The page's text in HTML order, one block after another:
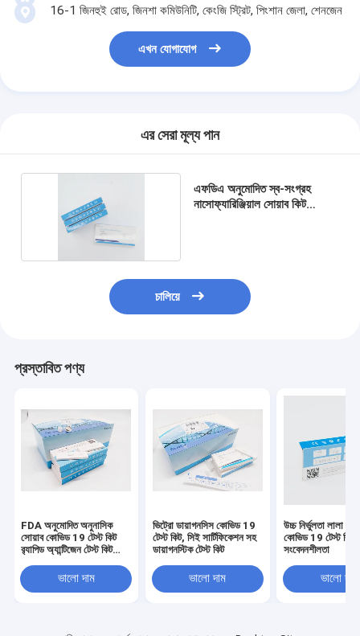
16-1 জিনহুই রোড, জিনশা কমিউনিটি, কেংজি স্ট্রিট, পিংশান জেলা, শেনজেন
এখন যোগাযোগ
এর সেরা মূল্য পান
এফডিএ অনুমোদিত স্ব-সংগ্রহ
নাসোফ্যারিঞ্জিয়াল সোয়াব কিট
চালিয়ে
প্রস্তাবিত পণ্য
FDA অনুমোদিত অনুনাসিক
সোয়াব কোভিড 19 টেস্ট কিট
র‍্যাপিড অ্যান্টিজেন টেস্ট কিট
ভালো দাম
ভিট্রো ডায়াগনসিস কোভিড 19
টেস্ট কিট, সিই সার্টিফিকেশন সহ
ডায়াগনস্টিক টেস্ট কিট
ভালো দাম
উচ্চ নির্ভুলতা লালা
কোভিড 19 টেস্ট
সংবেদনশীলতা
ভালো দাম